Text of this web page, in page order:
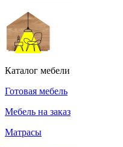
Каталог мебели
Готовая мебель
Мебель на заказ
Матрасы